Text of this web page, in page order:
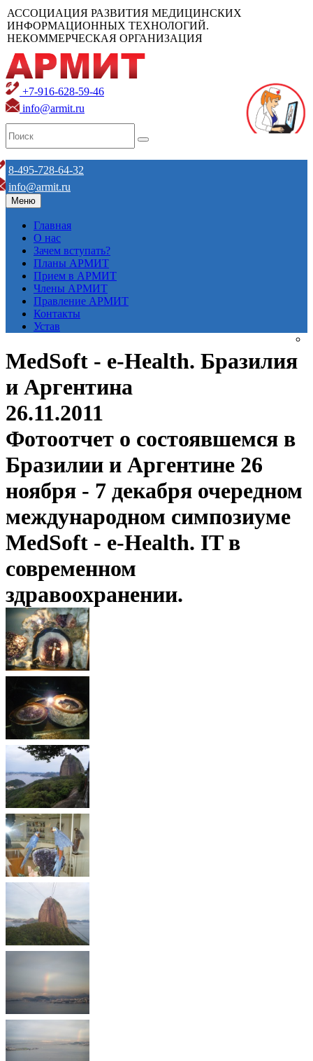
АССОЦИАЦИЯ РАЗВИТИЯ МЕДИЦИНСКИХ
ИНФОРМАЦИОННЫХ ТЕХНОЛОГИЙ.
НЕКОММЕРЧЕСКАЯ ОРГАНИЗАЦИЯ
+7-916-628-59-46
info@armit.ru
8-495-728-64-32
info@armit.ru
Меню
Главная
О нас
Зачем вступать?
Планы АРМИТ
Прием в АРМИТ
Члены АРМИТ
Правление АРМИТ
Контакты
Устав
MedSoft - e-Health. Бразилия
и Аргентина
26.11.2011
Фотоотчет о состоявшемся в
Бразилии и Аргентине 26
ноября - 7 декабря очередном
международном симпозиуме
MedSoft - e-Health. IT в
современном
здравоохранении.